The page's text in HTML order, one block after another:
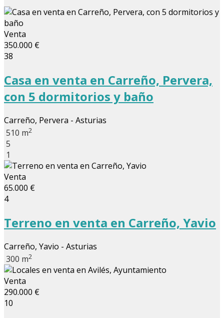
Venta
350.000 €
38
Casa en venta en Carreño, Pervera,
con 5 dormitorios y baño
Carreño, Pervera - Asturias
510 m2
5
1
Venta
65.000 €
4
Terreno en venta en Carreño, Yavio
Carreño, Yavio - Asturias
300 m2
Venta
290.000 €
10